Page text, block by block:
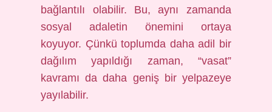
bağlantılı olabilir. Bu, aynı zamanda
sosyal adaletin önemini ortaya
koyuyor. Çünkü toplumda daha adil bir
dağılım yapıldığı zaman, “vasat”
kavramı da daha geniş bir yelpazeye
yayılabilir.